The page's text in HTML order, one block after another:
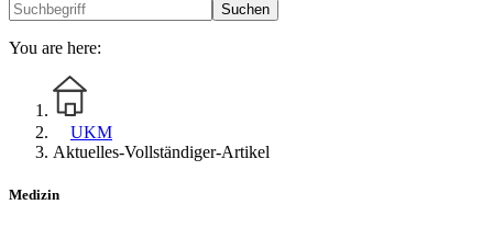
Suchen
You are here:
UKM
Aktuelles-Vollständiger-Artikel
Medizin